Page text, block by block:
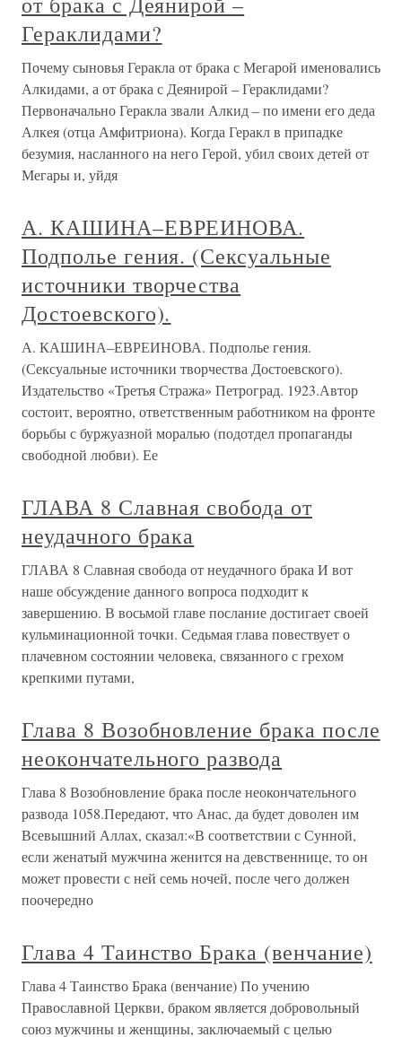
Гераклидами?
Почему сыновья Геракла от брака с Мегарой именовались
Алкидами, а от брака с Деянирой – Гераклидами?
Первоначально Геракла звали Алкид – по имени его деда
Алкея (отца Амфитриона). Когда Геракл в припадке
безумия, насланного на него Герой, убил своих детей от
Мегары и, уйдя
А. КАШИНА–ЕВРЕИНОВА.
Подполье гения. (Сексуальные
источники творчества
Достоевского).
А. КАШИНА–ЕВРЕИНОВА. Подполье гения.
(Сексуальные источники творчества Достоевского).
Издательство «Третья Стража» Петроград. 1923.Автор
состоит, вероятно, ответственным работником на фронте
борьбы с буржуазной моралью (подотдел пропаганды
свободной любви). Ее
ГЛАВА 8 Славная свобода от
неудачного брака
ГЛАВА 8 Славная свобода от неудачного брака И вот
наше обсуждение данного вопроса подходит к
завершению. В восьмой главе послание достигает своей
кульминационной точки. Седьмая глава повествует о
плачевном состоянии человека, связанного с грехом
крепкими путами,
Глава 8 Возобновление брака после
неокончательного развода
Глава 8 Возобновление брака после неокончательного
развода 1058.Передают, что Анас, да будет доволен им
Всевышний Аллах, сказал:«В соответствии с Сунной,
если женатый мужчина женится на девственнице, то он
может провести с ней семь ночей, после чего должен
поочередно
Глава 4 Таинство Брака (венчание)
Глава 4 Таинство Брака (венчание) По учению
Православной Церкви, браком является добровольный
союз мужчины и женщины, заключаемый с целью